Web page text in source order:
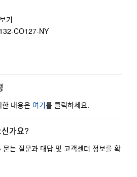
기
CO127-NY
내용은 여기를 클릭하세요.
가요?
묻는 질문과 대답 및 고객센터 정보를 확